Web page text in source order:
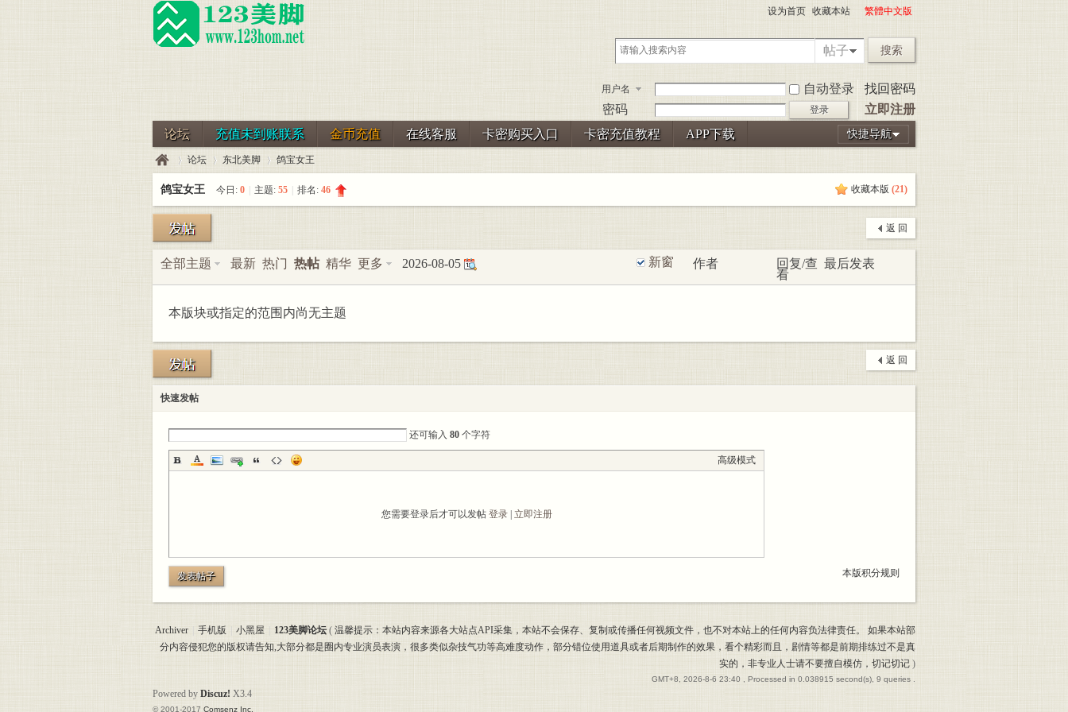
设为首页 收藏本站 繁體中文版
帖子 搜索
用户名 自动登录
找回密码
密码
登录 立即注册
快捷导航
论坛 充值未到账联系 金币充值 在线客服 卡密购买入口 卡密充值教程 APP下载
美脚
»
论坛 东北美脚 鸽宝女王
收藏本版 (21)
鸽宝女王 今日: 0 主题: 55 排名: 46
返 回
新窗
全部主题 最新 热门 热帖 精华 更多 2026-08-05 作者
回复/查
看
最后发表
本版块或指定的范围内尚无主题
返 回
快速发帖
还可输入 80 个字符
高级模式
您需要登录后才可以发帖 登录| 立即注册
本版积分规则
发表帖子
Archiver 手机版 小黑屋 123美脚论坛 ( 温馨提示：本站内容来源各大站点API采集，本站不会保存、复制或传播任何视频文件，也不对本站上的任何内容负法律责任。 如果本站部
分内容侵犯您的版权请告知,大部分都是圈内专业演员表演，很多类似杂技气功等高难度动作，部分错位使用道具或者后期制作的效果，看个精彩而且，剧情等都是前期排练过不是真
实的，非专业人士请不要擅自模仿，切记切记 )
GMT+8, 2026-8-6 23:40 , Processed in 0.038915 second(s), 9 queries .
Powered by Discuz! X3.4
© 2001-2017 Comsenz Inc.